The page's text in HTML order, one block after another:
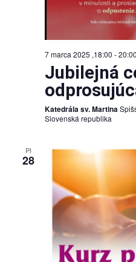
7 marca 2025 ,18:00 -20:00
Jubilejná
Katedrála sv. Martina
Slovenská republika
PI
28